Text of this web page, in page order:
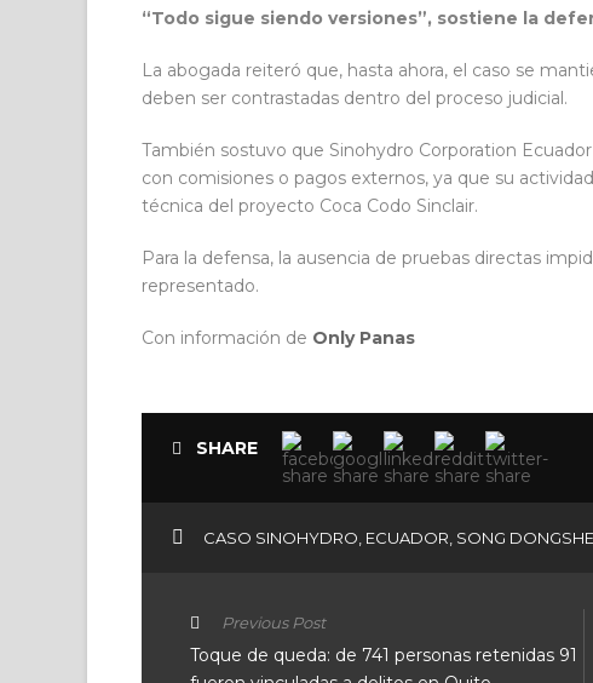
“Todo sigue siendo versiones”, sostiene la
La abogada reiteró que, hasta ahora, el caso se
deben ser contrastadas dentro del proceso judicial.
También sostuvo que Sinohydro Corporation
con comisiones o pagos externos, ya que su
técnica del proyecto Coca Codo Sinclair.
Para la defensa, la ausencia de pruebas directas
representado.
Con información de Only Panas
SHARE
CASO SINOHYDRO, ECUADOR, SONG
Previous Post
Toque de queda: de 741 personas retenidas 91